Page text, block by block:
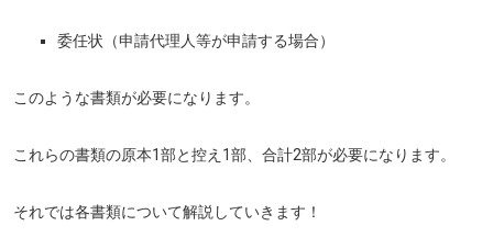
委任状（申請代理人等が申請する場合）
このような書類が必要になります。
これらの書類の原本1部と控え1部、合計2部が必要になります。
それでは各書類について解説していきます！